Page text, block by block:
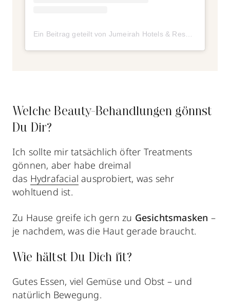
Welche Beauty-Behandlungen gönnst
Du Dir?
Ich sollte mir tatsächlich öfter Treatments
gönnen, aber habe dreimal
das Hydrafacial ausprobiert, was sehr
wohltuend ist.
Zu Hause greife ich gern zu Gesichtsmasken –
je nachdem, was die Haut gerade braucht.
Wie hältst Du Dich fit?
Gutes Essen, viel Gemüse und Obst – und
natürlich Bewegung.